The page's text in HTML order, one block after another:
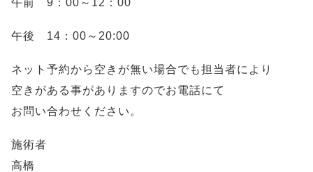
午前 9：00～12：00
午後 14：00～20:00
ネット予約から空きが無い場合でも担当者により
空きがある事がありますのでお電話にて
お問い合わせください。
施術者
高橋